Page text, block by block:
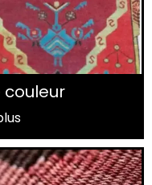
couleur